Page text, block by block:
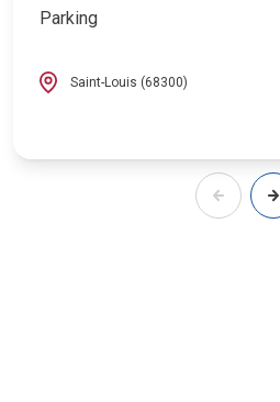
Parking
Saint-Louis (68300)